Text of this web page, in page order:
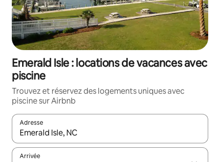
Emerald Isle : locations de vacances avec
piscine
Trouvez et réservez des logements uniques avec
piscine sur Airbnb
Adresse
Lorsque les résultats s'affichent, utilisez les flèches vers le
Arrivée